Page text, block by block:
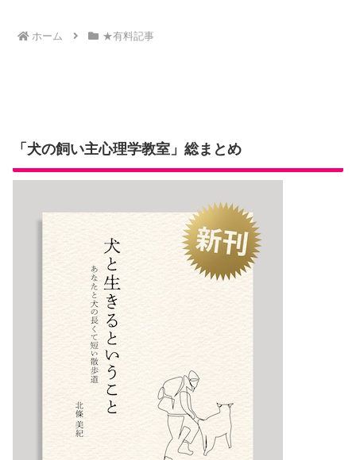
セミナーへの
ホーム ★有料記事
「犬の飼い主心理学教室」総まとめ